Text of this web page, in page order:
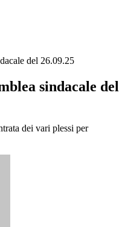
del 26.09.25
sindacale del
dei vari plessi per